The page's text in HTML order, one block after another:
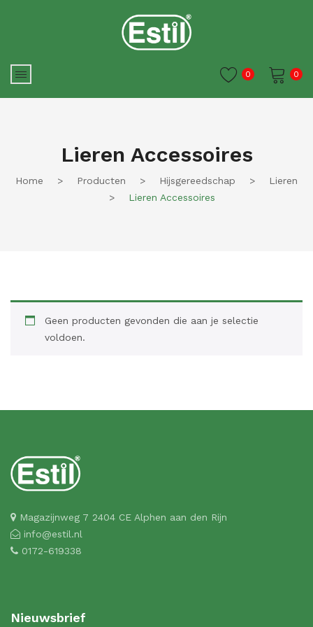
0
0
Lieren Accessoires
Home > Producten > Hijsgereedschap >
Lieren
>
Lieren Accessoires
Geen producten gevonden die aan je selectie
voldoen.
Magazijnweg 7 2404 CE Alphen aan den Rijn
info@estil.nl
0172-619338
Nieuwsbrief